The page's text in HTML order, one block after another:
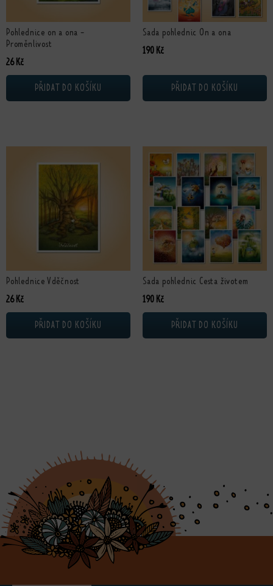
Pohlednice on a ona -
Proměnlivost
26Kč
PŘIDAT DO KOŠÍKU
Sada pohlednic On a ona
190 Kč
PŘIDAT DO KOŠÍKU
Pohlednice Vděčnost
26Kč
PŘIDAT DO KOŠÍKU
Sada pohlednic Cesta životem
190 Kč
PŘIDAT DO KOŠÍKU